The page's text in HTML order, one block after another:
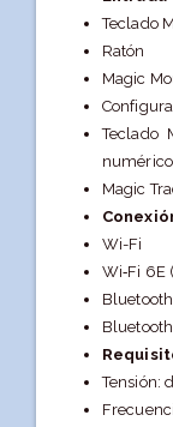
Teclado
Ratón
Magic
Teclado
numérico
Magic
Wi-Fi
Wi‑Fi 6E
Bluetooth
Bluetooth
Tensión: